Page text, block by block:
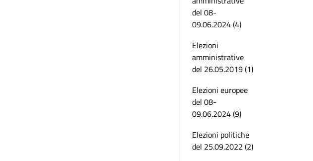
del 08-
09.06.2024 (4)
Elezioni
amministrative
del 26.05.2019 (1)
Elezioni europee
del 08-
09.06.2024 (9)
Elezioni politiche
del 25.09.2022 (2)